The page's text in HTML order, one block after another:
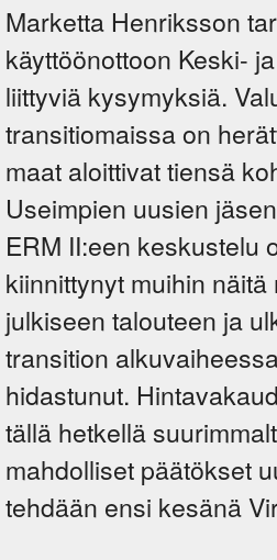
Marketta Henriksson
käyttöönottoon Keski-
liittyviä kysymyksiä.
transitiomaissa on
maat aloittivat tiensä
Useimpien uusien
ERM II:een keskustelu
kiinnittynyt muihin
julkiseen talouteen ja
transition
hidastunut.
tällä hetkellä
mahdolliset päätökset
tehdään ensi kesänä